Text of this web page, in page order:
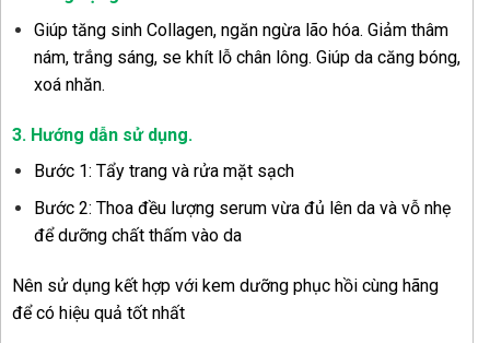
Giúp tăng sinh Collagen, ngăn ngừa lão hóa. Giảm thâm
nám, trắng sáng, se khít lỗ chân lông. Giúp da căng bóng,
xoá nhăn.
3. Hướng dẫn sử dụng.
Bước 1: Tẩy trang và rửa mặt sạch
Bước 2: Thoa đều lượng serum vừa đủ lên da và vỗ nhẹ
để dưỡng chất thấm vào da
Nên sử dụng kết hợp với kem dưỡng phục hồi cùng hãng
để có hiệu quả tốt nhất